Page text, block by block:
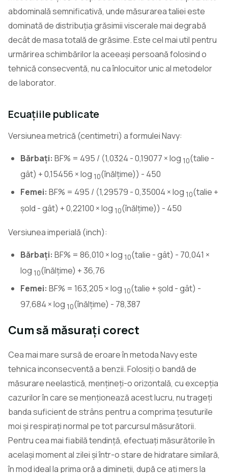
abdominală semnificativă, unde măsurarea taliei este
dominată de distribuția grăsimii viscerale mai degrabă
decât de masa totală de grăsime. Este cel mai util pentru
urmărirea schimbărilor la aceeași persoană folosind o
tehnică consecventă, nu ca înlocuitor unic al metodelor
de laborator.
Ecuațiile publicate
Versiunea metrică (centimetri) a formulei Navy:
Bărbați: BF% = 495 / (1,0324 - 0,19077 × log 10(talie -
gât) + 0,15456 × log 10(înălțime)) - 450
Femei: BF% = 495 / (1,29579 - 0,35004 × log 10(talie +
șold - gât) + 0,22100 × log 10(înălțime)) - 450
Versiunea imperială (inch):
Bărbați: BF% = 86,010 × log 10(talie - gât) - 70,041 ×
log 10(înălțime) + 36,76
Femei: BF% = 163,205 × log 10(talie + șold - gât) -
97,684 × log 10(înălțime) - 78,387
Cum să măsurați corect
Cea mai mare sursă de eroare în metoda Navy este
tehnica inconsecventă a benzii. Folosiți o bandă de
măsurare neelastică, mențineți-o orizontală, cu excepția
cazurilor în care se menționează acest lucru, nu trageți
banda suficient de strâns pentru a comprima țesuturile
moi și respirați normal pe tot parcursul măsurătorii.
Pentru cea mai fiabilă tendință, efectuați măsurătorile în
același moment al zilei și într-o stare de hidratare similară,
în mod ideal la prima oră a dimineții, după ce ați mers la